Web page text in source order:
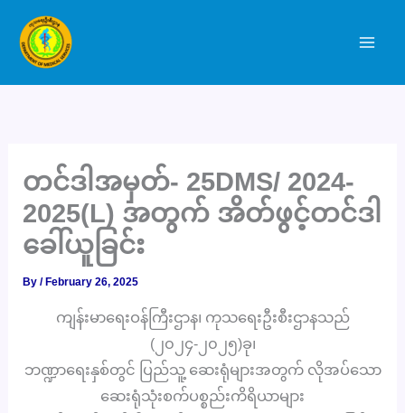
content
တင်ဒါအမှတ်- 25DMS/ 2024-
2025(L) အတွက် အိတ်ဖွင့်တင်ဒါ
ခေါ်ယူခြင်း
By/ February 26, 2025
ကျန်းမာရေးဝန်ကြီးဌာန၊ ကုသရေးဦးစီးဌာနသည်
(၂၀၂၄-၂၀၂၅)ခု၊
ဘဏ္ဍာရေးနှစ်တွင် ပြည်သူ့ ဆေးရုံများအတွက် လိုအပ်သော
ဆေးရုံသုံးစက်ပစ္စည်းကိရိယာများ